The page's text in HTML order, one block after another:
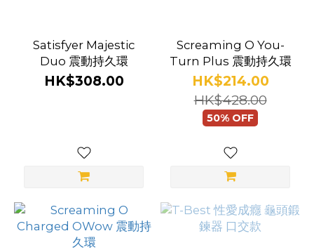
Satisfyer Majestic
Duo 震動持久環
HK$308.00
Screaming O You-
Turn Plus 震動持久環
HK$214.00
HK$428.00
50% OFF